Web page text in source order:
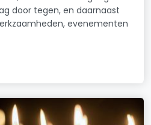
door tegen, en daarnaast
evenementen